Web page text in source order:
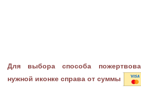
Для выбора способа
нужной иконке справа от суммы